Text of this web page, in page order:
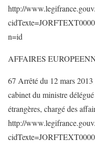
http://
n=id
AFFAIRES
67 Arrêté du 12 mars
cabinet du ministre
étrangères, chargé des
http://